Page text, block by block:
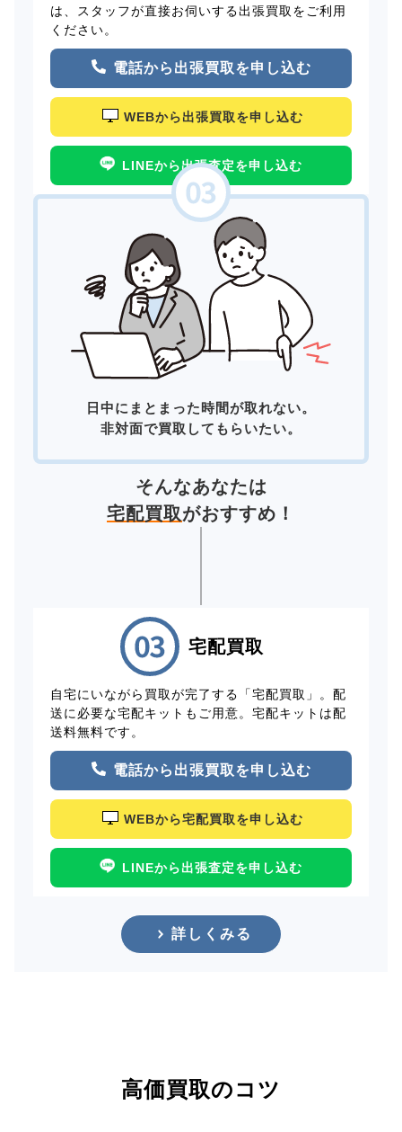
は、スタッフが直接お伺いする出張買取をご利用
ください。
電話から出張買取を申し込む
WEBから出張買取を申し込む
LINEから出張査定を申し込む
日中にまとまった時間が取れない。
非対面で買取してもらいたい。
そんなあなたは
宅配買取がおすすめ！
宅配買取
自宅にいながら買取が完了する「宅配買取」。配
送に必要な宅配キットもご用意。宅配キットは配
送料無料です。
電話から出張買取を申し込む
WEBから宅配買取を申し込む
LINEから出張査定を申し込む
詳しくみる
高価買取のコツ